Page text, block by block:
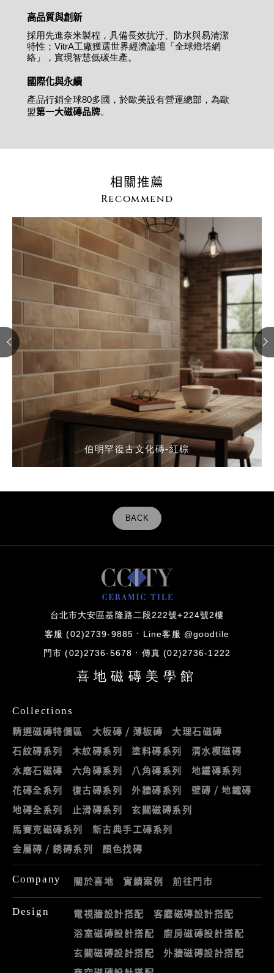
高品質與創新
採用先進奈米製程，具備長效抗汙、防水與易清潔
特性；VitrA工廠獲選世界經濟論壇「全球燈塔網
絡」，實現智慧低碳生產。
國際化與永續
產品行銷全球80多國，於歐美設有營運總部，為歐
盟第一大磁磚品牌。
相關推薦
Recommend
復古老磚紅文化磚
復古老磚紅文化磚
復古老磚紅文化磚
伯明罕復古文化磚-紅棕
伯明罕復古文化磚-紅棕
伯明罕復古文化磚-紅棕
伯明罕復古文化磚-紅棕
伯明罕復古文化磚-紅棕
伯明罕復古外牆磚-紅棕
伯明罕復古文化磚-紅棕
BACK
台北市大安區基隆路二段222號+224號2樓
客服 (02)2739-9885 Line客服 @goodtile
門市 (02)2736-5678 傳真 (02)2736-1222
喜地磁磚美學館
Collections
精選磁磚特價區 大板磚 / 薄板磚
大理石磁磚
石紋磚系列
木紋磚系列 塗料磚系列
清水模磁磚
水磨石磁磚
六角磚系列 八角磚系列
地鐵磚系列
花磚全系列
復古磚系列 外牆磚系列
壁磚 / 地鐵磚
地磚全系列
止滑磚系列
玄關磁磚系列
馬賽克磁磚系列
新古典手工磚系列
金屬磚 / 銹磚系列
顏色找磚
Company 關於喜地 實績案例 前往門市
Design 電視牆設計搭配
客廳磁磚設計搭配
浴室磁磚設計搭配
廚房磁磚設計搭配
玄關磁磚設計搭配
外牆磁磚設計搭配